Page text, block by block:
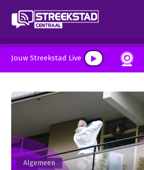
Jouw Streekstad Live
Algemeen